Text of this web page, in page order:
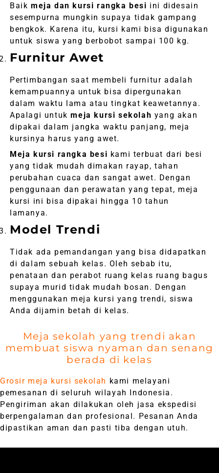
Baik meja dan kursi rangka besi ini didesain
sesempurna mungkin supaya tidak gampang
bengkok. Karena itu, kursi kami bisa digunakan
untuk siswa yang berbobot sampai 100 kg.
Furnitur Awet
Pertimbangan saat membeli furnitur adalah
kemampuannya untuk bisa dipergunakan
dalam waktu lama atau tingkat keawetannya.
Apalagi untukmeja kursi sekolah yang akan
dipakai dalam jangka waktu panjang, meja
kursinya harus yang awet.
Meja kursi rangka besi kami terbuat dari besi
yang tidak mudah dimakan rayap, tahan
perubahan cuaca dan sangat awet. Dengan
penggunaan dan perawatan yang tepat, meja
kursi ini bisa dipakai hingga 10 tahun
lamanya.
Model Trendi
Tidak ada pemandangan yang bisa didapatkan
di dalam sebuah kelas. Oleh sebab itu,
penataan dan perabot ruang kelas ruang bagus
supaya murid tidak mudah bosan. Dengan
menggunakan meja kursi yang trendi, siswa
Anda dijamin betah di kelas.
Meja sekolah yang trendi akan
membuat siswa nyaman dan senang
berada di kelas
Grosir meja kursi sekolah kami melayani
pemesanan di seluruh wilayah Indonesia.
Pengiriman akan dilakukan oleh jasa ekspedisi
berpengalaman dan profesional. Pesanan Anda
dipastikan aman dan pasti tiba dengan utuh.